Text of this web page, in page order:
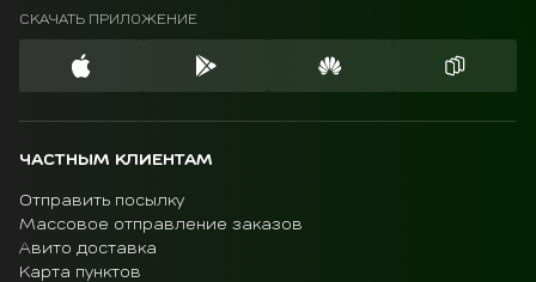
СКАЧАТЬ ПРИЛОЖЕНИЕ
ЧАСТНЫМ КЛИЕНТАМ
Отправить посылку
Массовое отправление заказов
Авито доставка
Карта пунктов